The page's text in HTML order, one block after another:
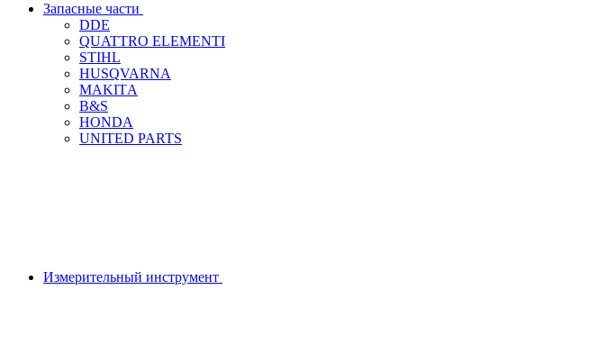
Запасные части
DDЕ
QUATTRO ELEMENTI
STIHL
HUSQVARNA
MAKITА
B&S
HONDA
UNITED PARTS
Измерительный инструмент